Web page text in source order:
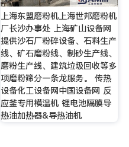
上海东盟磨粉机上海世邦磨粉机
厂长沙办事处 上海矿山设备网
提供沙石厂粉碎设备、石料生产
线、矿石磨粉线、制砂生产线、
磨粉生产线、建筑垃圾回收等多
项磨粉筛分一条龙服务。 传热
设备化工设备网中国设备网 反
应釜专用模温机 锂电池隔膜导
热油加热器&导热油机